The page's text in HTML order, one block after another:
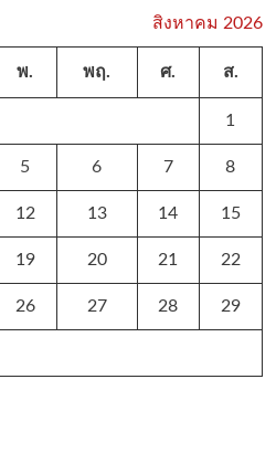
สิงหาคม 2026
พ. พฤ. ศ. ส.
1
5 6 7 8
12 13 14 15
19 20 21 22
26 27 28 29